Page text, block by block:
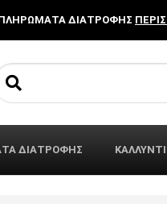
ΔΙΑΤΡΟΦΗΣ
for:
ΔΙΑΤΡΟΦΗΣ